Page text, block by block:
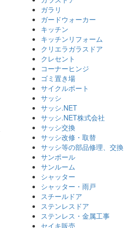
ガラリ
ガードウォーカー
キッチン
キッチンリフォーム
クリエラガラスドア
クレセント
コーナーヒンジ
ゴミ置き場
サイクルポート
サッシ
サッシ.NET
サッシ.NET株式会社
サッシ交換
サッシ改修・取替
サッシ等の部品修理、交換
サンポール
サンルーム
シャッター
シャッター・雨戸
スチールドア
ステンレスドア
ステンレス・金属工事
セイキ販売